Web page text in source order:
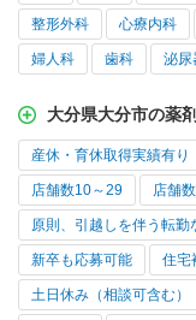
整形外科 心療内科
婦人科 歯科 泌尿
大分県大分市の薬
産休・育休取得実績有り
店舗数10～29 店舗
原則、引越しを伴う転勤
新卒も応募可能 住宅
土日休み（相談可含む）